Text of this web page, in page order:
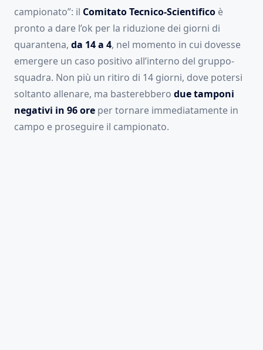
campionato”: il Comitato Tecnico-Scientifico è
pronto a dare l’ok per la riduzione dei giorni di
quarantena, da 14 a 4, nel momento in cui dovesse
emergere un caso positivo all’interno del gruppo-
squadra. Non più un ritiro di 14 giorni, dove potersi
soltanto allenare, ma basterebbero due tamponi
negativi in 96 ore per tornare immediatamente in
campo e proseguire il campionato.